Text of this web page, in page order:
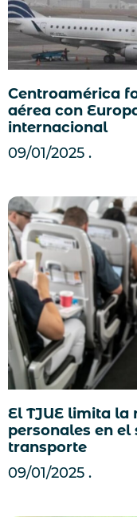
Centroamérica
aérea con
internacional
09/01/2025
El TJUE limita la
personales en
transporte
09/01/2025